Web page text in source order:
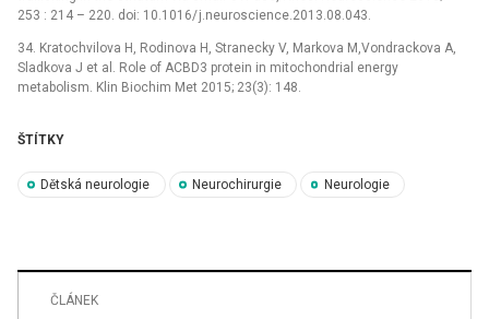
253 : 214 –⁠ 220. doi: 10.1016/ j.neuroscience.2013.08.043.
34. Kratochvilova H, Rodinova H, Stranecky V, Markova M,Vondrackova A,
Sladkova J et al. Role of ACBD3 protein in mitochondrial energy
metabolism. Klin Biochim Met 2015; 23(3): 148.
ŠTÍTKY
Dětská neurologie Neurochirurgie Neurologie
ČLÁNEK